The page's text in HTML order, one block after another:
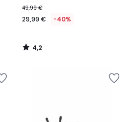
49,99 €
29,99 € -40%
4,2
/